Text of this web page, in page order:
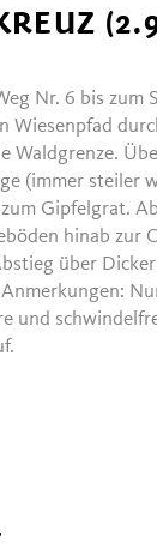
Nr. 6 bis zum
Wiesenpfad
Waldgrenze.
(immer steiler
Gipfelgrat.
hinab zur
über
und